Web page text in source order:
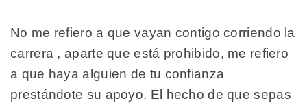
No me refiero a que vayan contigo corriendo la
carrera , aparte que está prohibido, me refiero
a que haya alguien de tu confianza
prestándote su apoyo. El hecho de que sepas